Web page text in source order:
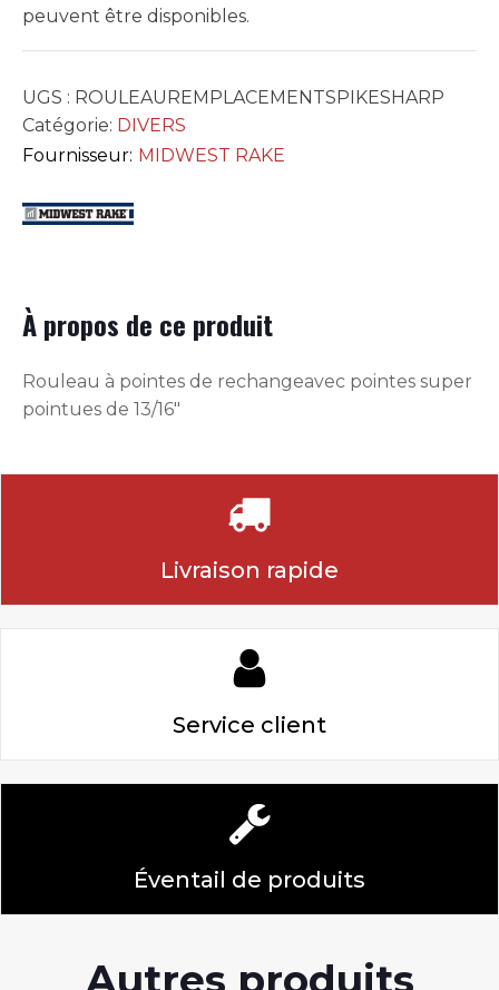
peuvent être disponibles.
UGS : ROULEAUREMPLACEMENTSPIKESHARP
Catégorie: DIVERS
Fournisseur: MIDWEST RAKE
À propos de ce produit
Rouleau à pointes de rechangeavec pointes super
pointues de 13/16″
Livraison rapide
Service client
Éventail de produits
Autres produits